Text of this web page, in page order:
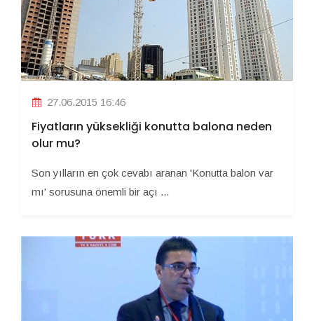
27.06.2015 16:46
Fiyatların yüksekliği konutta balona neden
olur mu?
Son yılların en çok cevabı aranan 'Konutta balon var
mı' sorusuna önemli bir açı ...